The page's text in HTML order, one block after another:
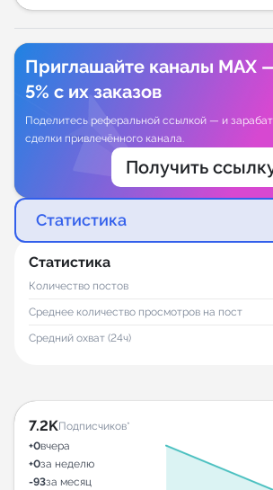
Приглашайте каналы MAX
5% с их заказов
Поделитесь реферальной ссылкой — и
сделки привлечённого канала.
Получить
Статистика
Статистика
Количество постов
Среднее количество просмотров на пост
Средний охват (24ч)
7.2KПодписчиков*
+0вчера
+0за неделю
-93за месяц